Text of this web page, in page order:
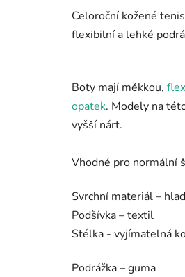
Celoroční kožené
flexibilní a lehké
Boty mají měkkou,
opatek. Modely na
vyšší nárt.
Vhodné pro normální
Svrchní materiál –
Podšívka – textil
Stélka - vyjímatelná
Podrážka – guma